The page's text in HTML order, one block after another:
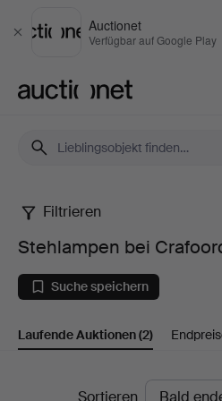
Schließen
Auctionet
Verfügbar auf Google Play
Stehlampen
bei
Crafoord
Auktioner
Filtrieren
Stehlampen bei
Suche speichern
Laufende Auktionen(2)
LaufendeSortieren